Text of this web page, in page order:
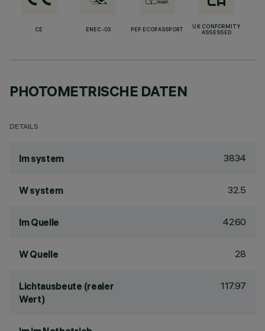
CE ENEC-03 PEP ECOPASSPORT
UK CONFORMITY
ASSESSED
PHOTOMETRISCHE DATEN
DETAILS
lm system 3834
W system 32.5
lm Quelle 4260
W Quelle 28
Lichtausbeute (realer
Wert)
117.97